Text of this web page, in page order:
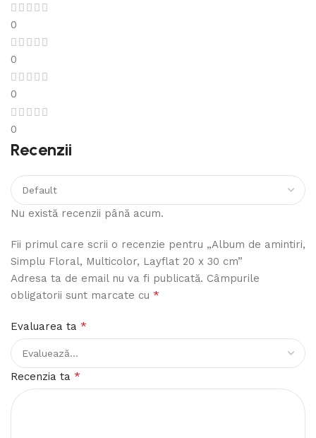
0
0
0
0
Recenzii
Nu există recenzii până acum.
Fii primul care scrii o recenzie pentru „Album de amintiri,
Simplu Floral, Multicolor, Layflat 20 x 30 cm”
Adresa ta de email nu va fi publicată. Câmpurile
obligatorii sunt marcate cu *
Evaluarea ta *
Recenzia ta *